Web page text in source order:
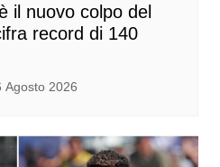
il nuovo colpo del
record di 140
Agosto 2026